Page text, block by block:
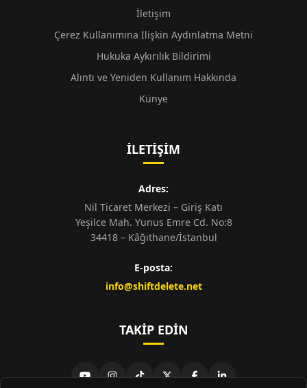
İletişim
Çerez Kullanımına İlişkin Aydınlatma Metni
Hukuka Aykırılık Bildirimi
Alıntı ve Yeniden Kullanım Hakkında
Künye
İLETIŞIM
Adres:
Nil Ticaret Merkezi – Giriş Katı
Yeşilce Mah. Yunus Emre Cd. No:8
34418 – Kâğıthane/İstanbul
E-posta:
info@shiftdelete.net
TAKIP EDIN